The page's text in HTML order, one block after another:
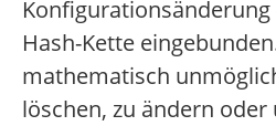
Hash-Kette
mathematisch
löschen, zu ändern